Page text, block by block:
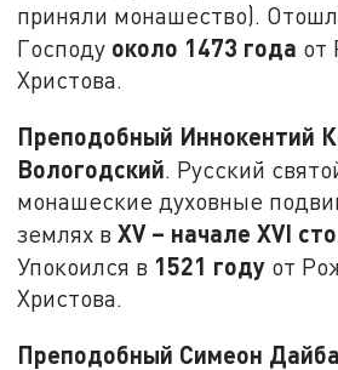
приняли монашество).
Господу около 1473 года от
Христова.
Преподобный Иннокентий
Вологодский. Русский
монашеские духовные
землях вXV – начале XVI
Упокоился в 1521 году от
Христова.
Преподобный Симеон